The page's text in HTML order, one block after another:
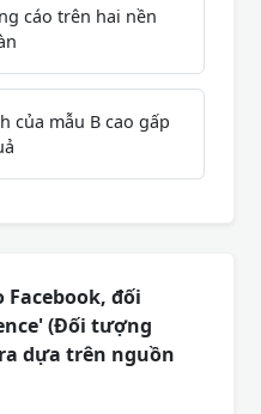
cáo trên hai nền
của mẫu B cao gấp
Facebook, đối
(Đối tượng
dựa trên nguồn